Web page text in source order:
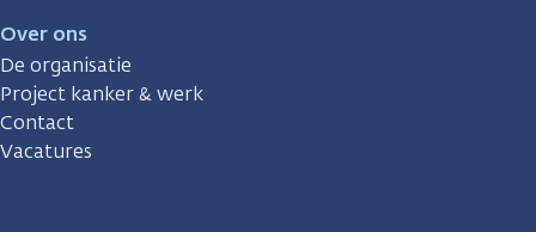
Over ons
De organisatie
Project kanker & werk
Contact
Vacatures